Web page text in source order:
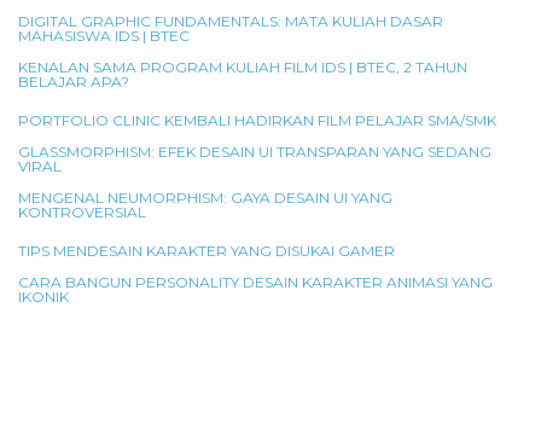
DIGITAL GRAPHIC FUNDAMENTALS: MATA KULIAH DASAR
MAHASISWA IDS | BTEC
KENALAN SAMA PROGRAM KULIAH FILM IDS | BTEC, 2 TAHUN
BELAJAR APA?
PORTFOLIO CLINIC KEMBALI HADIRKAN FILM PELAJAR SMA/SMK
GLASSMORPHISM: EFEK DESAIN UI TRANSPARAN YANG SEDANG
VIRAL
MENGENAL NEUMORPHISM: GAYA DESAIN UI YANG
KONTROVERSIAL
TIPS MENDESAIN KARAKTER YANG DISUKAI GAMER
CARA BANGUN PERSONALITY DESAIN KARAKTER ANIMASI YANG
IKONIK